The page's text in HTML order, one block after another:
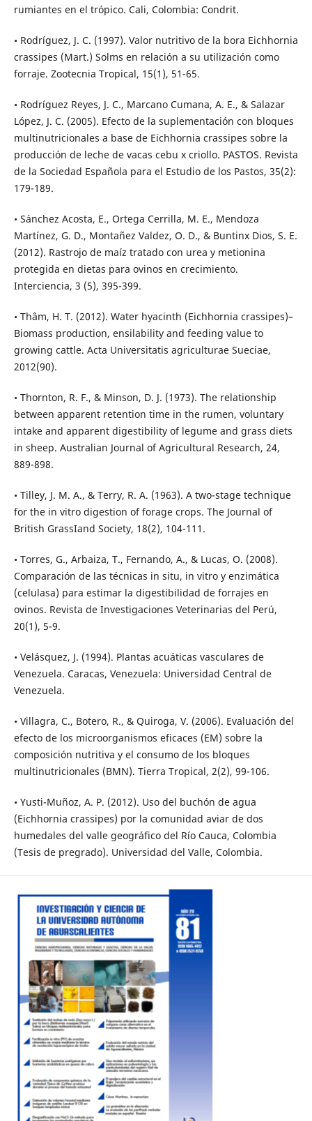
rumiantes en el trópico. Cali, Colombia: Condrit.
• Rodríguez, J. C. (1997). Valor nutritivo de la bora Eichhornia
crassipes (Mart.) Solms en relación a su utilización como
forraje. Zootecnia Tropical, 15(1), 51-65.
• Rodríguez Reyes, J. C., Marcano Cumana, A. E., & Salazar
López, J. C. (2005). Efecto de la suplementación con bloques
multinutricionales a base de Eichhornia crassipes sobre la
producción de leche de vacas cebu x criollo. PASTOS. Revista
de la Sociedad Española para el Estudio de los Pastos, 35(2):
179-189.
• Sánchez Acosta, E., Ortega Cerrilla, M. E., Mendoza
Martínez, G. D., Montañez Valdez, O. D., & Buntinx Dios, S. E.
(2012). Rastrojo de maíz tratado con urea y metionina
protegida en dietas para ovinos en crecimiento.
Interciencia, 3 (5), 395-399.
• Thâm, H. T. (2012). Water hyacinth (Eichhornia crassipes)–
Biomass production, ensilability and feeding value to
growing cattle. Acta Universitatis agriculturae Sueciae,
2012(90).
• Thornton, R. F., & Minson, D. J. (1973). The relationship
between apparent retention time in the rumen, voluntary
intake and apparent digestibility of legume and grass diets
in sheep. Australian Journal of Agricultural Research, 24,
889-898.
• Tilley, J. M. A., & Terry, R. A. (1963). A two-stage technique
for the in vitro digestion of forage crops. The Journal of
British GrassIand Society, 18(2), 104-111.
• Torres, G., Arbaiza, T., Fernando, A., & Lucas, O. (2008).
Comparación de las técnicas in situ, in vitro y enzimática
(celulasa) para estimar la digestibilidad de forrajes en
ovinos. Revista de Investigaciones Veterinarias del Perú,
20(1), 5-9.
• Velásquez, J. (1994). Plantas acuáticas vasculares de
Venezuela. Caracas, Venezuela: Universidad Central de
Venezuela.
• Villagra, C., Botero, R., & Quiroga, V. (2006). Evaluación del
efecto de los microorganismos eficaces (EM) sobre la
composición nutritiva y el consumo de los bloques
multinutricionales (BMN). Tierra Tropical, 2(2), 99-106.
• Yusti-Muñoz, A. P. (2012). Uso del buchón de agua
(Eichhornia crassipes) por la comunidad aviar de dos
humedales del valle geográfico del Río Cauca, Colombia
(Tesis de pregrado). Universidad del Valle, Colombia.